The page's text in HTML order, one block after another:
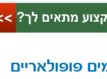
פופולאריים